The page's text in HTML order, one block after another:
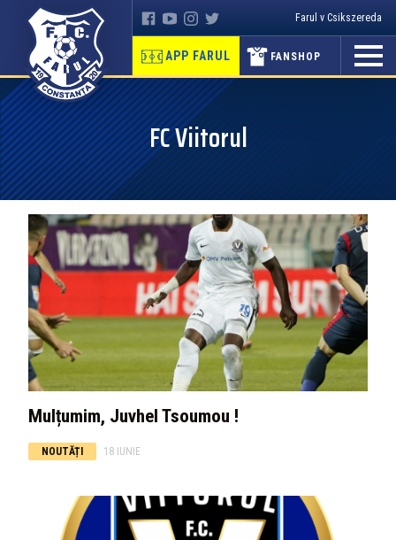
Farul v Csikszereda
APP FARUL FANSHOP
FC Viitorul
Mulțumim, Juvhel Tsoumou !
NOUTĂȚI 18 IUNIE